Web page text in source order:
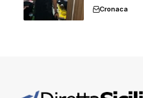
Cronaca